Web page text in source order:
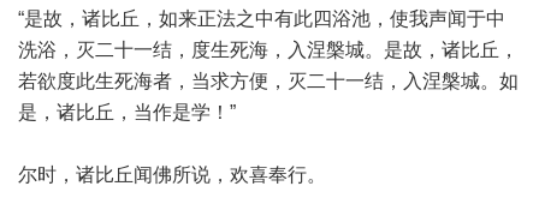
“是故，诸比丘，如来正法之中有此四浴池，使我声闻于中
洗浴，灭二十一结，度生死海，入涅槃城。是故，诸比丘，
若欲度此生死海者，当求方便，灭二十一结，入涅槃城。如
是，诸比丘，当作是学！”
尔时，诸比丘闻佛所说，欢喜奉行。